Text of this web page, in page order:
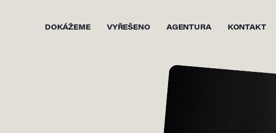
DOKÁŽEME VYŘEŠENO AGENTURA KONTAKT